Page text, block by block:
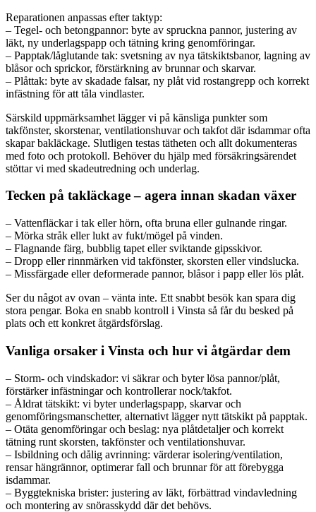
Reparationen anpassas efter taktyp:
– Tegel- och betongpannor: byte av spruckna pannor, justering av
läkt, ny underlagspapp och tätning kring genomföringar.
– Papptak/låglutande tak: svetsning av nya tätskiktsbanor, lagning av
blåsor och sprickor, förstärkning av brunnar och skarvar.
– Plåttak: byte av skadade falsar, ny plåt vid rostangrepp och korrekt
infästning för att tåla vindlaster.
Särskild uppmärksamhet lägger vi på känsliga punkter som
takfönster, skorstenar, ventilationshuvar och takfot där isdammar ofta
skapar bakläckage. Slutligen testas tätheten och allt dokumenteras
med foto och protokoll. Behöver du hjälp med försäkringsärendet
stöttar vi med skadeutredning och underlag.
Tecken på takläckage – agera innan skadan växer
– Vattenfläckar i tak eller hörn, ofta bruna eller gulnande ringar.
– Mörka stråk eller lukt av fukt/mögel på vinden.
– Flagnande färg, bubblig tapet eller sviktande gipsskivor.
– Dropp eller rinnmärken vid takfönster, skorsten eller vindslucka.
– Missfärgade eller deformerade pannor, blåsor i papp eller lös plåt.
Ser du något av ovan – vänta inte. Ett snabbt besök kan spara dig
stora pengar. Boka en snabb kontroll i Vinsta så får du besked på
plats och ett konkret åtgärdsförslag.
Vanliga orsaker i Vinsta och hur vi åtgärdar dem
– Storm- och vindskador: vi säkrar och byter lösa pannor/plåt,
förstärker infästningar och kontrollerar nock/takfot.
– Åldrat tätskikt: vi byter underlagspapp, skarvar och
genomföringsmanschetter, alternativt lägger nytt tätskikt på papptak.
– Otäta genomföringar och beslag: nya plåtdetaljer och korrekt
tätning runt skorsten, takfönster och ventilationshuvar.
– Isbildning och dålig avrinning: värderar isolering/ventilation,
rensar hängrännor, optimerar fall och brunnar för att förebygga
isdammar.
– Byggtekniska brister: justering av läkt, förbättrad vindavledning
och montering av snörasskydd där det behövs.